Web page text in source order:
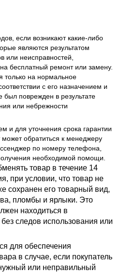
если возникают какие-либо
являются результатом
или неисправностей,
бесплатный ремонт или замену.
только на нормальное
с его назначением и
был поврежден в результате
или небрежности
и для уточнения срока гарантии
может обратиться к менеджеру
по номеру телефона,
необходимой помощи.
товар в течение 14
при условии, что товар не
сохранен его товарный вид,
пломбы и ярлыки. Это
находиться в
следов использования или
для обеспечения
в случае, если покупатель
или неправильный